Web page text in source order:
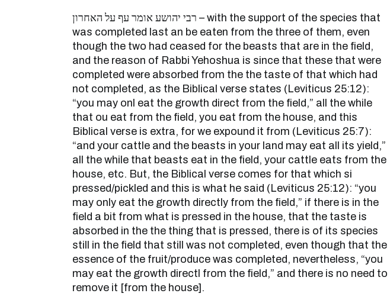
רבי יהושע אומר עף על האחרון – with the support of the species that
was completed last an be eaten from the three of them, even
though the two had ceased for the beasts that are in the field,
and the reason of Rabbi Yehoshua is since that these that were
completed were absorbed from the the taste of that which had
not completed, as the Biblical verse states (Leviticus 25:12):
“you may onl eat the growth direct from the field,” all the while
that ou eat from the field, you eat from the house, and this
Biblical verse is extra, for we expound it from (Leviticus 25:7):
“and your cattle and the beasts in your land may eat all its yield,”
all the while that beasts eat in the field, your cattle eats from the
house, etc. But, the Biblical verse comes for that which si
pressed/pickled and this is what he said (Leviticus 25:12): “you
may only eat the growth directly from the field,” if there is in the
field a bit from what is pressed in the house, that the taste is
absorbed in the the thing that is pressed, there is of its species
still in the field that still was not completed, even though that the
essence of the fruit/produce was completed, nevertheless, “you
may eat the growth directl from the field,” and there is no need to
remove it [from the house].